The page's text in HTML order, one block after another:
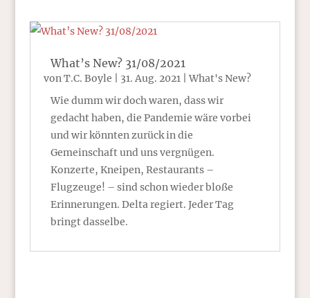
What’s New? 31/08/2021
vonT.C. Boyle 31. Aug. 2021|What's New?
Wie dumm wir doch waren, dass wir
gedacht haben, die Pandemie wäre vorbei
und wir könnten zurück in die
Gemeinschaft und uns vergnügen.
Konzerte, Kneipen, Restaurants –
Flugzeuge! – sind schon wieder bloße
Erinnerungen. Delta regiert. Jeder Tag
bringt dasselbe.